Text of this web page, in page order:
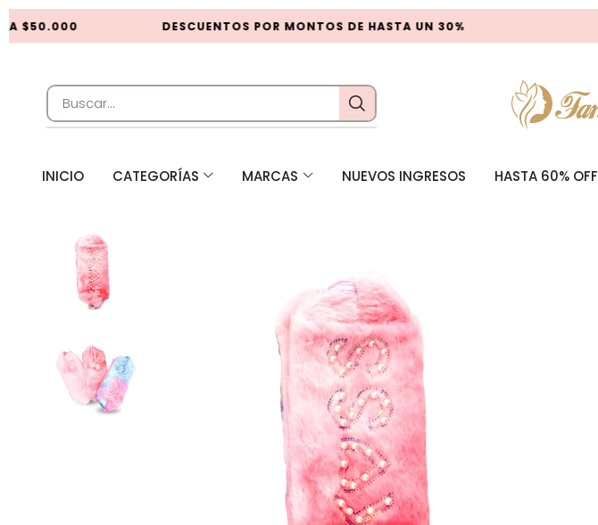
$50.000 DESCUENTOS POR MONTOS DE HASTA UN 30%
INICIO CATEGORÍAS MARCAS NUEVOS INGRESOS HASTA 60% OFF